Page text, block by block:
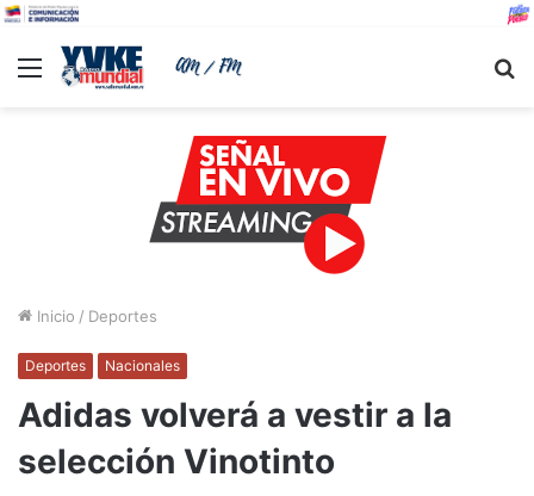
Menu
Inicio / Deportes
Deportes Nacionales
Adidas volverá a vestir a la
selección Vinotinto